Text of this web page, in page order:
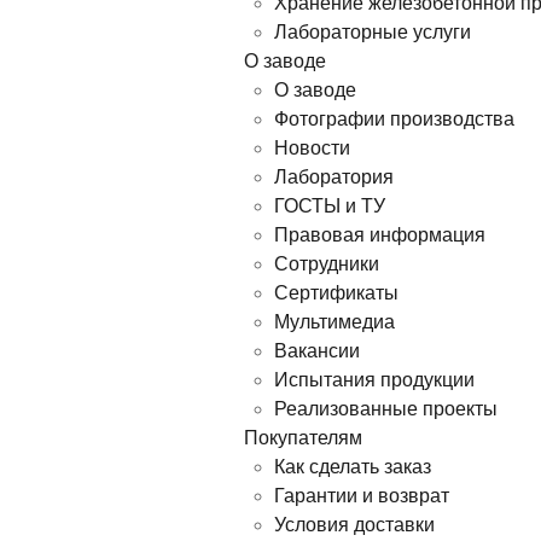
Лабораторные услуги
О заводе
О заводе
Фотографии производства
Новости
Лаборатория
ГОСТЫ и ТУ
Правовая информация
Сотрудники
Сертификаты
Мультимедиа
Вакансии
Испытания продукции
Реализованные проекты
Покупателям
Как сделать заказ
Гарантии и возврат
Условия доставки